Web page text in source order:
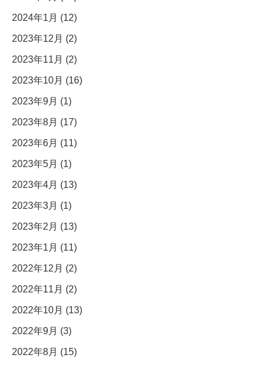
2024年1月 (12)
2023年12月 (2)
2023年11月 (2)
2023年10月 (16)
2023年9月 (1)
2023年8月 (17)
2023年6月 (11)
2023年5月 (1)
2023年4月 (13)
2023年3月 (1)
2023年2月 (13)
2023年1月 (11)
2022年12月 (2)
2022年11月 (2)
2022年10月 (13)
2022年9月 (3)
2022年8月 (15)